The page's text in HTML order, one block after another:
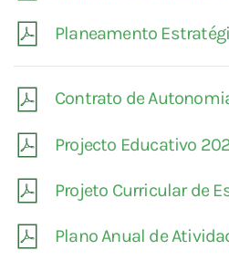
Planeamento
Contrato de
Projecto Educativo
Projeto Curricular de
Plano Anual de